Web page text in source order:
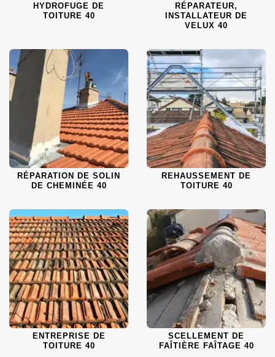
HYDROFUGE DE
TOITURE 40
RÉPARATEUR,
INSTALLATEUR DE
VELUX 40
RÉPARATION DE SOLIN
DE CHEMINÉE 40
REHAUSSEMENT DE
TOITURE 40
ENTREPRISE DE
TOITURE 40
SCELLEMENT DE
FAÎTIÈRE FAÎTAGE 40